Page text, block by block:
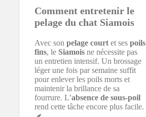
Comment entretenir le
pelage du chat Siamois
Avec son pelage court et ses poils
fins, le Siamois ne nécessite pas
un entretien intensif. Un brossage
léger une fois par semaine suffit
pour enlever les poils morts et
maintenir la brillance de sa
fourrure. L’absence de sous-poil
rend cette tâche encore plus facile.